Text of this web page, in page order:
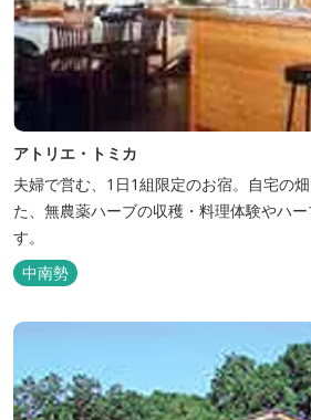
アトリエ・トミカ
夫婦で営む、1日1組限定のお宿。自宅の
た、無農薬ハーブの収穫・料理体験やハ
す。
中南勢